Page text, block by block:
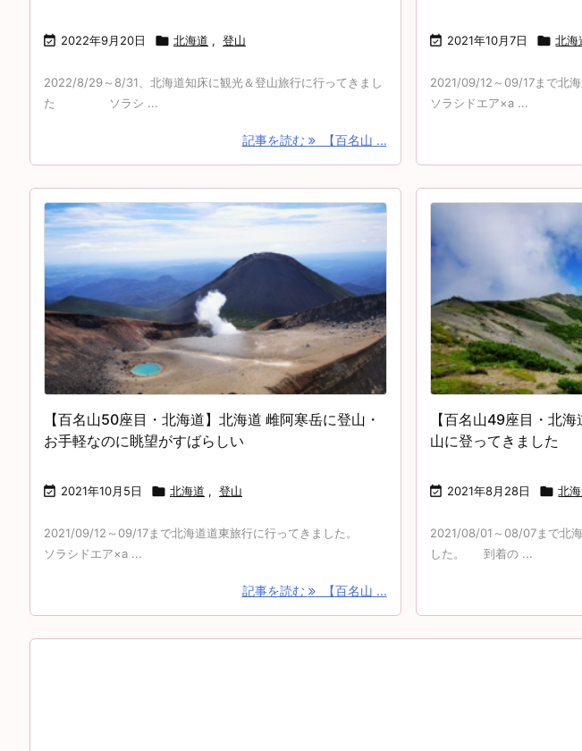
 2022年9月20日  北海道 , 登山
2022/8/29～8/31、北海道知床に観光＆登山旅行に行ってきまし
た ソラシ ...
記事を読む 【百名山 ...
 2021年10月7日  北海
2021/09/12～09/17まで北
ソラシドエア×a ...
【百名山50座目・北海道】北海道 雌阿寒岳に登山・
お手軽なのに眺望がすばらしい
 2021年10月5日  北海道 , 登山
2021/09/12～09/17まで北海道道東旅行に行ってきました。
ソラシドエア×a ...
記事を読む 【百名山 ...
【百名山49座目・北
山に登ってきました
 2021年8月28日  北
2021/08/01～08/07まで北
した。 到着の ...